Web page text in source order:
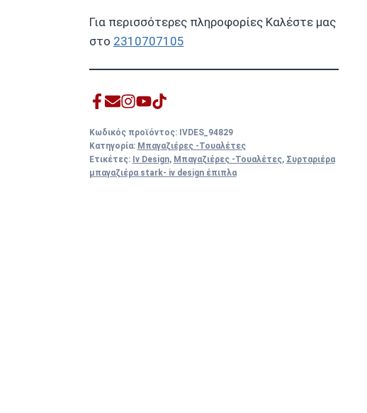
Για περισσότερες πληροφορίες Καλέστε μας
στο 2310707105
Κωδικός προϊόντος: IVDES_94829
Κατηγορία: Μπαγαζιέρες -Τουαλέτες
Ετικέτες: Iv Design, Μπαγαζιέρες -Τουαλέτες, Συρταριέρα
μπαγαζιέρα stark- iv design έπιπλα